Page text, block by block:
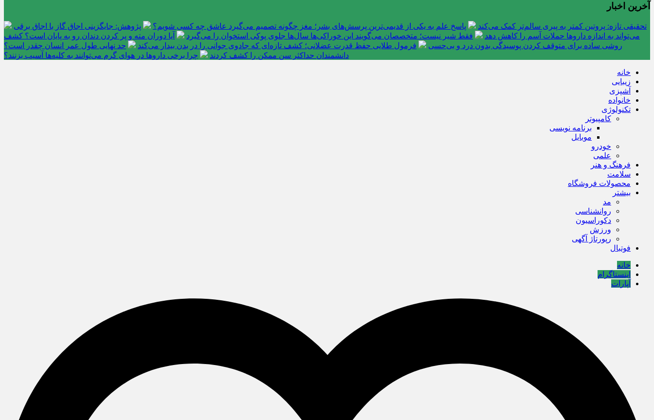
آخرین اخبار
تحقیقی تازه: پروتین کمتر به پیری سالم‌تر کمک می‌کند پاسخ علم به یکی از قدیمی‌ترین پرسش‌های بشر؛ مغز چگونه تصمیم می‌گیرد عاشق چه کسی شویم؟
پژوهش: جایگزینی اجاق گاز با اجاق برقی
می‌تواند به اندازه داروها حملات آسم را کاهش دهد
فقط شیر نیست؛ متخصصان می‌گویند این خوراکی‌ها سال‌ها جلوی پوکی استخوان را می‌گیرد
آیا دوران مته و پر کردن دندان رو به پایان است؟ کشف
روشی ساده برای متوقف کردن پوسیدگی بدون درد و بی‌حسی
فرمول طلایی حفظ قدرت عضلانی؛ کشف تازه‌ای که جادوی جوانی را در بدن بیدار می‌کند
حد نهایی طول عمر انسان چقدر است؟
دانشمندان حداکثر سن ممکن را کشف کردند
چرا برخی داروها در هوای گرم می‌توانند به کلیه‌ها آسیب بزنند؟
خانه
زیبایی
آشپزی
خانواده
تکنولوژی
کامپیوتر
برنامه نویسی
موبایل
خودرو
علمی
فرهنگ و هنر
سلامت
محصولات فروشگاه
بیشتر
مد
روانشناسی
دکوراسیون
ورزش
رپورتاژ آگهی
فوتبال
خانه
اینستاگرام
آپارات